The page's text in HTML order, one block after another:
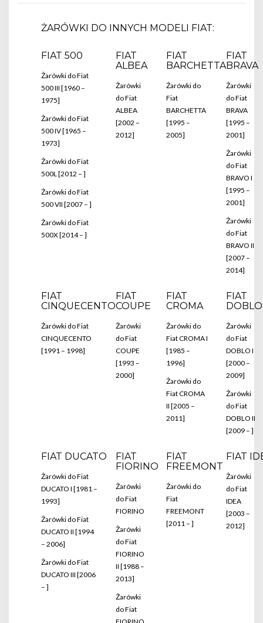
ŻARÓWKI DO INNYCH MODELI FIAT:
FIAT 500
Żarówki do Fiat
500 III [1960 –
1975]
Żarówki do Fiat
500 IV [1965 –
1973]
Żarówki do Fiat
500L [2012 – ]
Żarówki do Fiat
500 VII [2007 – ]
Żarówki do Fiat
500X [2014 – ]
FIAT
ALBEA
Żarówki
do Fiat
ALBEA
[2002 –
2012]
FIAT
BARCHETTA
Żarówki do
Fiat
BARCHETTA
[1995 –
2005]
FIAT
BRAVA
Żarówki
do Fiat
BRAVA
[1995 –
2001]
Żarówki
do Fiat
BRAVO I
[1995 –
2001]
Żarówki
do Fiat
BRAVO II
[2007 –
2014]
FIAT
CINQUECENTO
Żarówki do Fiat
CINQUECENTO
[1991 – 1998]
FIAT
COUPE
Żarówki
do Fiat
COUPE
[1993 –
2000]
FIAT
CROMA
Żarówki do
Fiat CROMA I
[1985 –
1996]
Żarówki do
Fiat CROMA
II [2005 –
2011]
FIAT
DOBLO
Żarówki
do Fiat
DOBLO I
[2000 –
2009]
Żarówki
do Fiat
DOBLO II
[2009 – ]
FIAT DUCATO
Żarówki do Fiat
DUCATO I [1981 –
1993]
Żarówki do Fiat
DUCATO II [1994
– 2006]
Żarówki do Fiat
DUCATO III [2006
– ]
FIAT
FIORINO
Żarówki
do Fiat
FIORINO
Żarówki
do Fiat
FIORINO
II [1988 –
2013]
Żarówki
do Fiat
FIAT
FREEMONT
Żarówki do
Fiat
FREEMONT
[2011 – ]
FIAT
Żarówki
do Fiat
IDEA
[2003 –
2012]